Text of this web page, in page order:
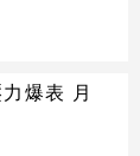
爆表 月